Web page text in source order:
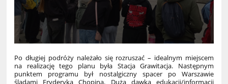
Po długiej podróży należało się rozruszać – idealnym miejscem
na realizację tego planu była Stacja Grawitacja. Następnym
punktem programu był nostalgiczny spacer po Warszawie
śladami Fryderyka Chopina. Duża dawka edukacji/informacji